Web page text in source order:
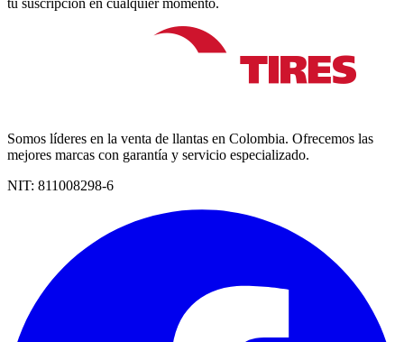
tu suscripción en cualquier momento.
Somos líderes en la venta de llantas en Colombia. Ofrecemos las
mejores marcas con garantía y servicio especializado.
NIT: 811008298-6